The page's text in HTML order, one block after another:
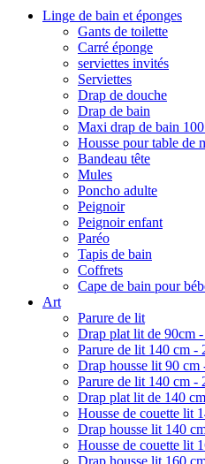
Linge de bain et éponges
Gants de toilette
Carré éponge
serviettes invités
Serviettes
Drap de douche
Drap de bain
Maxi drap de bain
Housse pour table de
Bandeau tête
Mules
Poncho adulte
Peignoir
Peignoir enfant
Paréo
Tapis de bain
Coffrets
Cape de bain pour
Art
Parure de lit
Drap plat lit de 90cm -
Parure de lit 140 cm -
Drap housse lit 90 cm
Parure de lit 140 cm -
Drap plat lit de 140
Housse de couette lit
Drap housse lit 140
Housse de couette lit
Drap housse lit 160